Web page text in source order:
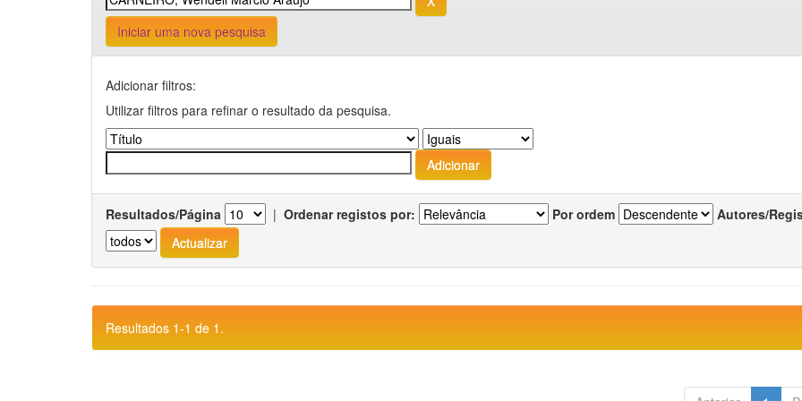
Iniciar uma nova pesquisa
Adicionar filtros:
Utilizar filtros para refinar o resultado da pesquisa.
Resultados/Página | Ordenar registos por: Por ordem Autores/
Resultados 1-1 de 1.